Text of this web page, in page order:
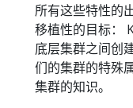
所有这些特性的
移植性的目标：
底层集群之间创
们的集群的特殊
集群的知识。